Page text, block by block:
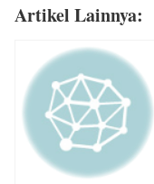
Artikel Lainnya: